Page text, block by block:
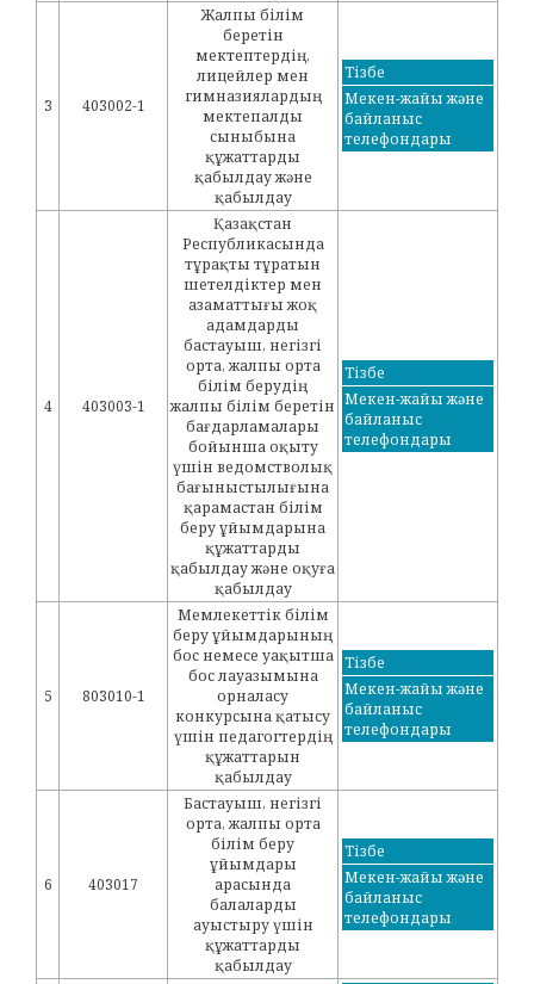
3 403002-1
Жалпы білім
беретін
мектептердің,
лицейлер мен
гимназиялардың
мектепалды
сыныбына
құжаттарды
қабылдау және
қабылдау
Тізбе
Мекен-жайы және
байланыс
телефондары
4 403003-1
Қазақстан
Республикасында
тұрақты тұратын
шетелдіктер мен
азаматтығы жоқ
адамдарды
бастауыш, негізгі
орта, жалпы орта
білім берудің
жалпы білім беретін
бағдарламалары
бойынша оқыту
үшін ведомстволық
бағыныстылығына
қарамастан білім
беру ұйымдарына
құжаттарды
қабылдау және оқуға
қабылдау
Тізбе
Мекен-жайы және
байланыс
телефондары
5 803010-1
Мемлекеттік білім
беру ұйымдарының
бос немесе уақытша
бос лауазымына
орналасу
конкурсына қатысу
үшін педагогтердің
құжаттарын
қабылдау
Тізбе
Мекен-жайы және
байланыс
телефондары
6 403017
Бастауыш, негізгі
орта, жалпы орта
білім беру
ұйымдары
арасында
балаларды
ауыстыру үшін
құжаттарды
қабылдау
Тізбе
Мекен-жайы және
байланыс
телефондары